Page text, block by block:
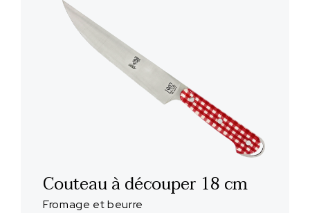
Couteau à découper 18 cm
Fromage et beurre